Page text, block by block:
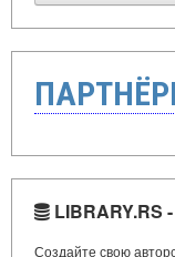
LIBRARY.RS
Создайте свою